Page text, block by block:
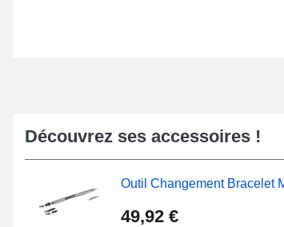
Découvrez ses accessoires !
Outil Changement Bracelet
49,92 €